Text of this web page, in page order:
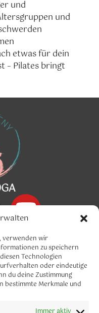
verwenden wir
zu speichern
Technologien
oder eindeutige
du deine Zustimmung
bestimmte Merkmale und
und
und
etwas für dein
– Pilates bringt